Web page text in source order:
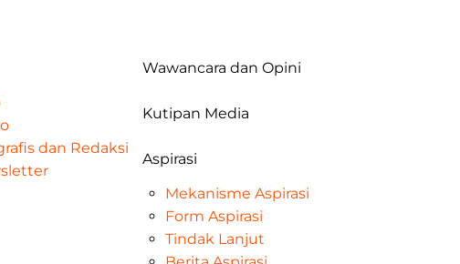
dan Redaksi
Wawancara dan Opini
Kutipan Media
Aspirasi
Mekanisme Aspirasi
Form Aspirasi
Tindak Lanjut